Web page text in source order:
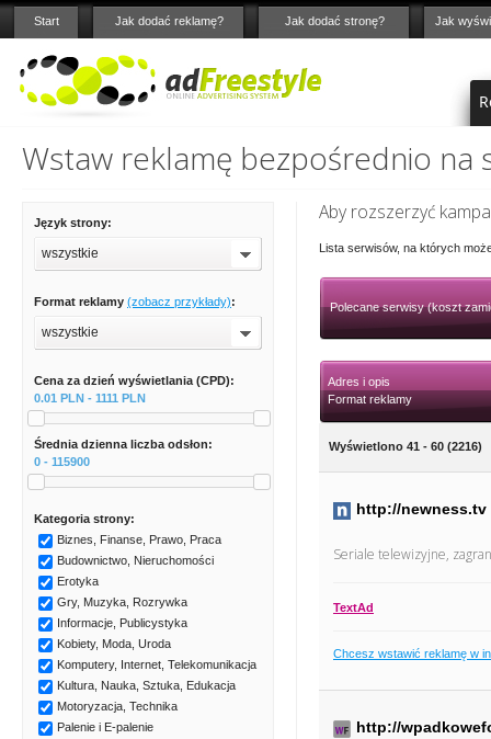
Start Jak dodać reklamę? Jak dodać stronę? Jak
Wstaw reklamę bezpośrednio na
Język strony:
wszystkie
Format reklamy (zobacz przykłady):
wszystkie
Cena za dzień wyświetlania (CPD):
0.01 PLN - 1111 PLN
Średnia dzienna liczba odsłon:
0 - 115900
Kategoria strony:
Biznes, Finanse, Prawo, Praca
Budownictwo, Nieruchomości
Erotyka
Gry, Muzyka, Rozrywka
Informacje, Publicystyka
Kobiety, Moda, Uroda
Komputery, Internet, Telekomunikacja
Kultura, Nauka, Sztuka, Edukacja
Motoryzacja, Technika
Palenie i E-palenie
Aby rozszerzyć
Lista serwisów, na których
Polecane serwisy (koszt
Adres i opis
Format reklamy
Wyświetlono 41 - 60 (2216)
http://newness.tv
Seriale telewizyjne,
TextAd
Chcesz wstawić reklamę w
http://